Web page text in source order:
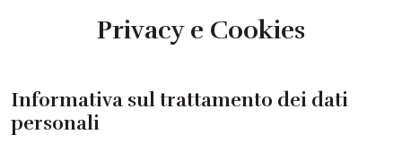
Privacy e Cookies
Informativa sul trattamento dei dati
personali